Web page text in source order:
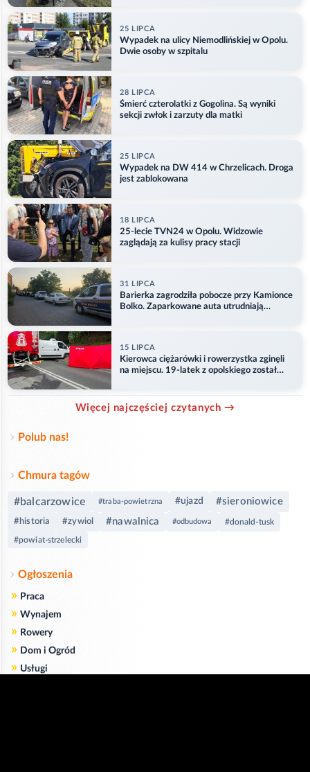
25 LIPCA
Wypadek na ulicy Niemodlińskiej w Opolu.
Dwie osoby w szpitalu
28 LIPCA
Śmierć czterolatki z Gogolina. Są wyniki
sekcji zwłok i zarzuty dla matki
25 LIPCA
Wypadek na DW 414 w Chrzelicach. Droga
jest zablokowana
18 LIPCA
25-lecie TVN24 w Opolu. Widzowie
zaglądają za kulisy pracy stacji
31 LIPCA
Barierka zagrodziła pobocze przy Kamionce
Bolko. Zaparkowane auta utrudniają
15 LIPCA
Kierowca ciężarówki i rowerzystka zginęli
na miejscu. 19-latek z opolskiego został
Więcej najczęściej czytanych →
Polub nas!
Chmura tagów
#balcarzowice #traba-powietrzna #ujazd #sieroniowice
#historia #zywiol #nawalnica #odbudowa #donald-tusk
#powiat-strzelecki
Ogłoszenia
» Praca
» Wynajem
» Rowery
» Dom i Ogród
» Usługi